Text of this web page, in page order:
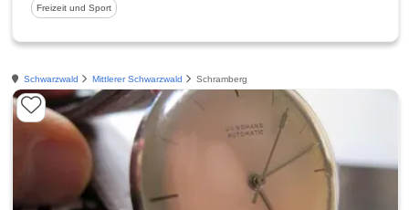
Freizeit und Sport
Schwarzwald Mittlerer Schwarzwald Schramberg